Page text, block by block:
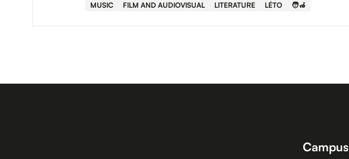
MUSIC FILM AND AUDIOVISUAL LITERATURE LÉTO 🧑‍🦽
Campus